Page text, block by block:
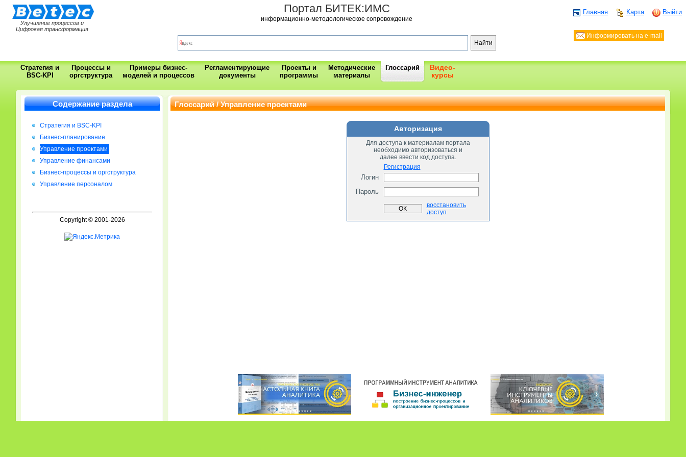
Улучшение процессов и
Цифровая трансформация
Портал БИТЕК:ИМС
информационно-методологическое сопровождение
Главная Карта Выйти
Информировать на e-mail
Стратегия и
BSC-KPI
Процессы и
оргструктура
Примеры бизнес-
моделей и процессов
Регламентирующие
документы
Проекты и
программы
Методические
материалы
Глоссарий
Видео-
курсы
Содержание раздела
Стратегия и BSC-KPI
Бизнес-планирование
Управление проектами
Управление финансами
Бизнес-процессы и оргструктура
Управление персоналом
Copyright © 2001-2026
Глоссарий / Управление проектами
Авторизация
Для доступа к материалам портала
необходимо авторизоваться и
далее ввести код доступа.
Регистрация
Логин
Пароль
восстановить
доступ